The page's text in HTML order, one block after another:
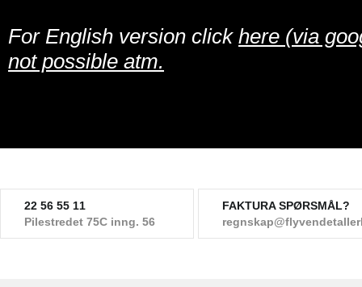
For English version click here (via
not possible atm.
22 56 55 11
Pilestredet 75C inng. 56
FAKTURA SPØRSMÅL?